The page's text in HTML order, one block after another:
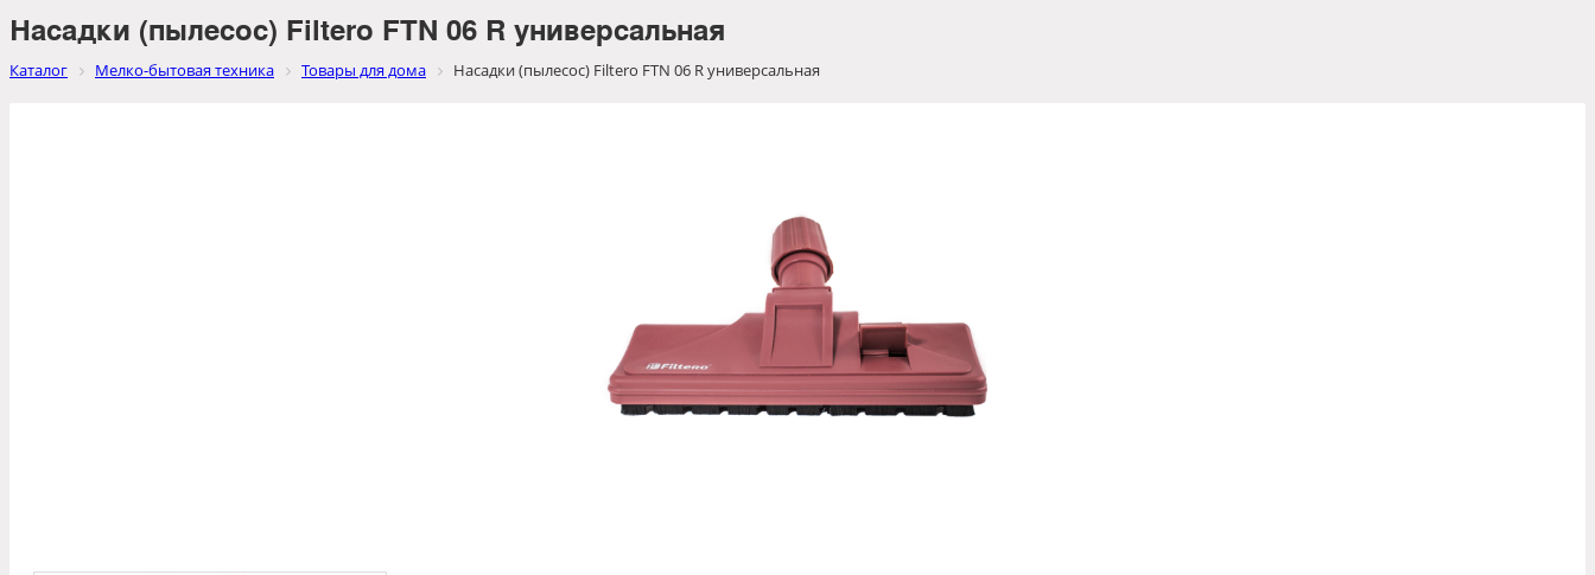
Насадки (пылесос) Filtero FTN 06 R универсальная
Каталог Мелко-бытовая техника Товары для дома Насадки (пылесос) Filtero FTN 06 R универсальная